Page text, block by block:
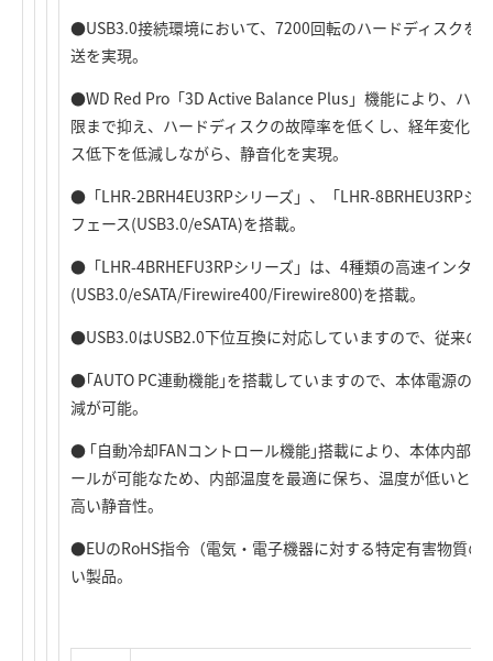
●USB3.0接続環境において、7200回転のハードディスクを
送を実現。
●WD Red Pro「3D Active Balance Plus」機能により、ハー
限まで抑え、ハードディスクの故障率を低くし、経年変化
ス低下を低減しながら、静音化を実現。
●「LHR-2BRH4EU3RPシリーズ」、「LHR-8BRHEU3RPシ
フェース(USB3.0/eSATA)を搭載。
●「LHR-4BRHEFU3RPシリーズ」は、4種類の高速インター
(USB3.0/eSATA/Firewire400/Firewire800)を搭載。
●USB3.0はUSB2.0下位互換に対応していますので、従来の
●｢AUTO PC連動機能｣を搭載していますので、本体電源の
減が可能。
● ｢自動冷却FANコントロール機能｣搭載により、本体内部
ールが可能なため、内部温度を最適に保ち、温度が低いと
高い静音性。
●EUのRoHS指令（電気・電子機器に対する特定有害物質の
い製品。